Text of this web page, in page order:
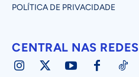
POLÍTICA DE PRIVACIDADE
CENTRAL NAS REDES